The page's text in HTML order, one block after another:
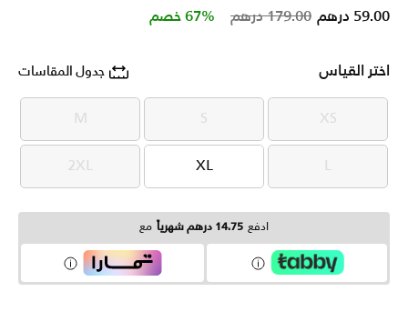
Price reduced from
179.00 درهم to 59.00 درهم 67% خصم
اختر القياس جدول المقاسات
XS
XS
S
S
M
M
L
L
XL
XL
2XL
2XL
ادفع 14.75 درهم شهرياً مع